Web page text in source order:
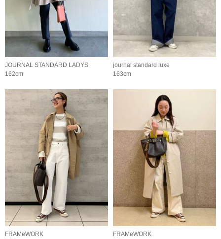
JOURNAL STANDARD LADYS
162cm
journal standard luxe
163cm
FRAMeWORK
FRAMeWORK